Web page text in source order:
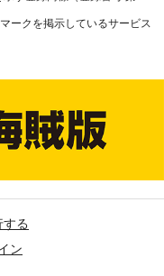
ークを掲示しているサービス
る
ン